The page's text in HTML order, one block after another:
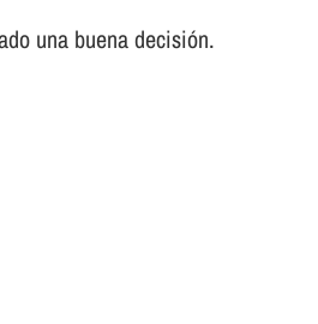
una buena decisión.